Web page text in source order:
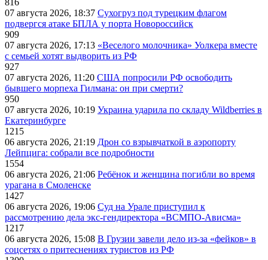
816
07 августа 2026, 18:37 Сухогруз под турецким флагом
подвергся атаке БПЛА у порта Новороссийск
909
07 августа 2026, 17:13 «Веселого молочника» Уолкера вместе
с семьей хотят выдворить из РФ
927
07 августа 2026, 11:20 США попросили РФ освободить
бывшего морпеха Гилмана: он при смерти?
950
07 августа 2026, 10:19 Украина ударила по складу Wildberries в
Екатеринбурге
1215
06 августа 2026, 21:19 Дрон со взрывчаткой в аэропорту
Лейпцига: собрали все подробности
1554
06 августа 2026, 21:06 Ребёнок и женщина погибли во время
урагана в Смоленске
1427
06 августа 2026, 19:06 Суд на Урале приступил к
рассмотрению дела экс-гендиректора «ВСМПО-Ависма»
1217
06 августа 2026, 15:08 В Грузии завели дело из-за «фейков» в
соцсетях о притеснениях туристов из РФ